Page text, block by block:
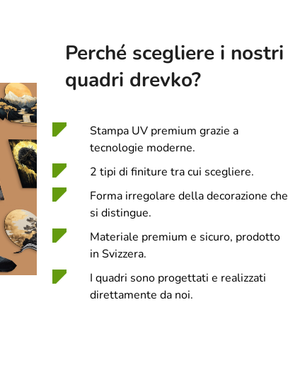
Perché scegliere i nostri
quadri drevko?
Stampa UV premium grazie a
tecnologie moderne.
2 tipi di finiture tra cui scegliere.
Forma irregolare della decorazione che
si distingue.
Materiale premium e sicuro, prodotto
in Svizzera.
I quadri sono progettati e realizzati
direttamente da noi.